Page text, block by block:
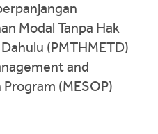
Modal Tanpa Hak
(PMTHMETD)
and
(MESOP)